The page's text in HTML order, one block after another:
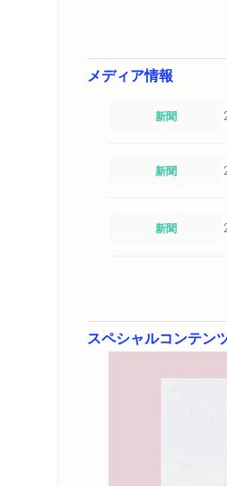
メディア情報
新聞
新聞
新聞
スペシャルコンテン